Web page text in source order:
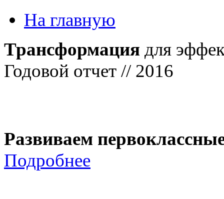
На главную
Трансформация для
Годовой отчет // 2016
Развиваем
Подробнее